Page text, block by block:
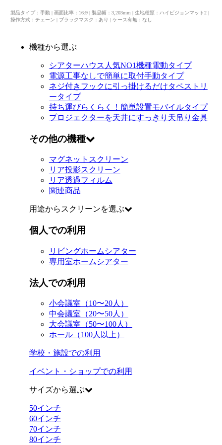
製品タイプ：手動 | 画面比率：16:9 | 製品幅：3,203mm | 生地種類：ハイビジョンマット2 |
操作方式：チェーン | ブラックマスク：あり | ケース有無：なし
機種から選ぶ
シアターハウス人気NO1機種電動タイプ
電源工事なしで簡単に取付手動タイプ
ネジ付きフックに引っ掛けるだけタペストリ
ータイプ
持ち運びらくらく！簡単設置モバイルタイプ
プロジェクターを天井にすっきり 天吊り金具
その他の機種
マグネットスクリーン
リア投影スクリーン
リア透過フィルム
関連商品
用途からスクリーンを選ぶ
個人での利用
リビングホームシアター
専用室ホームシアター
法人での利用
小会議室（10〜20人）
中会議室（20〜50人）
大会議室（50〜100人）
ホール（100人以上）
学校・施設での利用
イベント・ショップでの利用
サイズから選ぶ
50インチ
60インチ
70インチ
80インチ